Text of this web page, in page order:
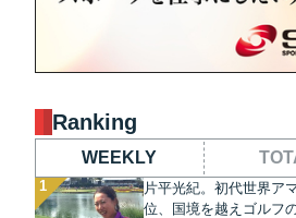
Ranking
WEEKLY
片平光紀。初代世界ア
位、国境を越えゴルフ